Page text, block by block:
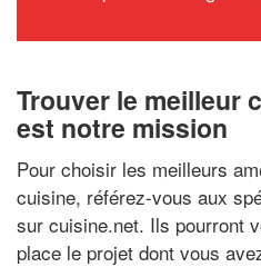
Trouver le meilleur
est notre mission
Pour choisir les meilleurs
cuisine, référez-vous aux
sur cuisine.net. Ils pourront
place le projet dont vous